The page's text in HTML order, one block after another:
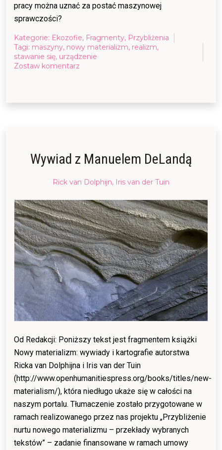
pracy można uznać za postać maszynowej
sprawczości?
Kategorie: Ekozofie, Fragmenty, Przybliżenia
Tagi: maszyny, nowy materializm, realizm,
stawanie się, urządzenie
Zostaw komentarz
politycznej
(fragment)
Wywiad z Manuelem DeLandą
Posted
11/03/201807/04/2018
Rick van Dolphijn, Iris van der Tuin
Od Redakcji: Poniższy tekst jest fragmentem książki
Nowy materializm: wywiady i kartografie autorstwa
Ricka van Dolphijna i Iris van der Tuin
(http://www.openhumanitiespress.org/books/titles/new-
materialism/), która niedługo ukaże się w całości na
naszym portalu. Tłumaczenie zostało przygotowane w
ramach realizowanego przez nas projektu „Przybliżenie
nurtu nowego materializmu – przekłady wybranych
tekstów” – zadanie finansowane w ramach umowy